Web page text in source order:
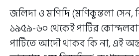
জলিদা ও মণিদি (মণিকুন্তলা সেন,
১৯৫৯-৬০ থেকেই পার্টির
পার্টিতে আদৌ থাকব কি না, এই